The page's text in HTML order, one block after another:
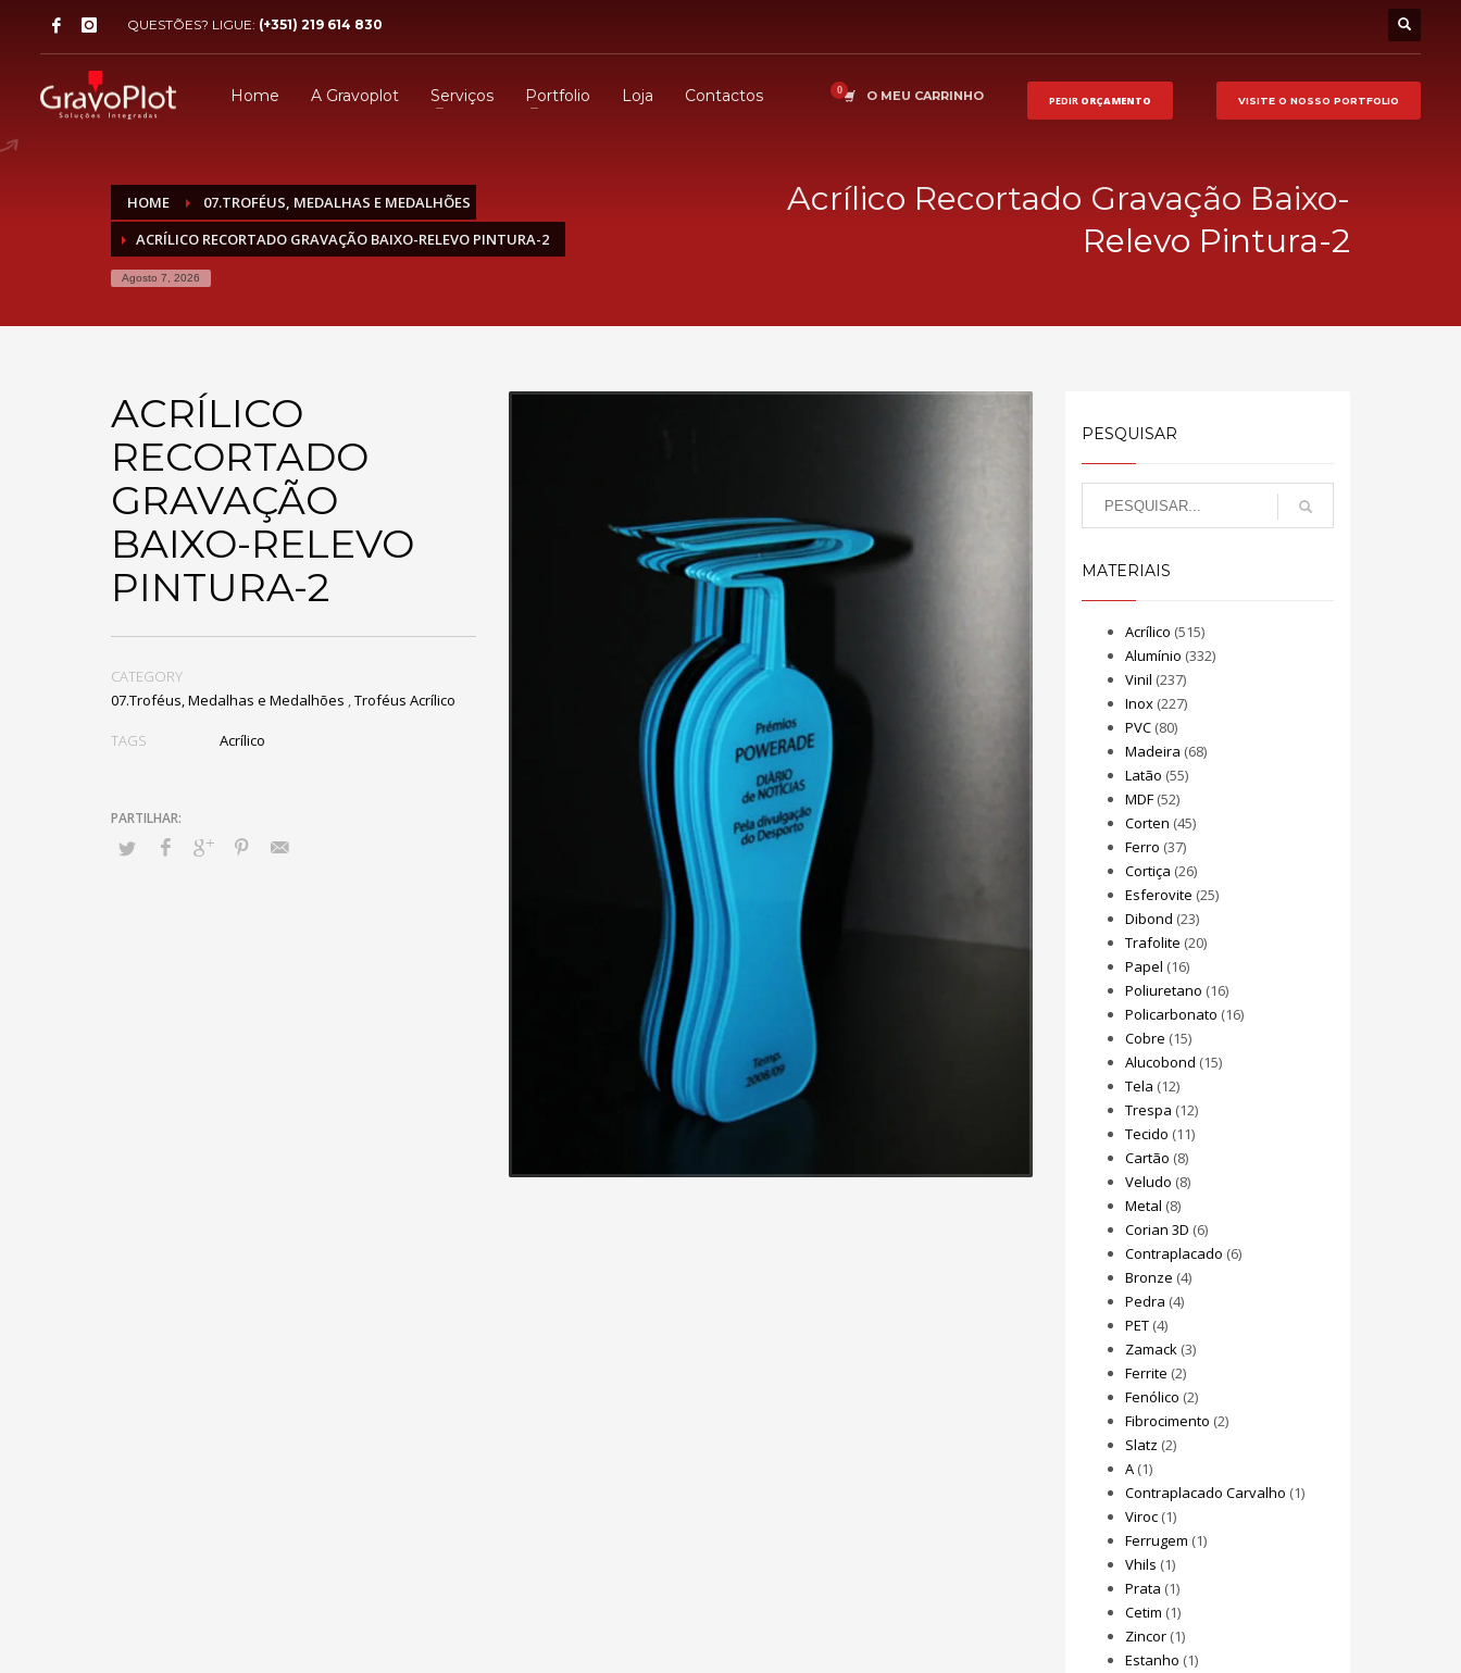
QUESTÕES? LIGUE: (+351) 219 614 830
Home A Gravoplot Serviços Portfolio Loja Contactos O MEU CARRINHO PEDIR ORÇAMENTO VISITE O NOSSO PORTFOLIO
HOME
07.TROFÉUS, MEDALHAS E MEDALHÕES
ACRÍLICO RECORTADO GRAVAÇÃO BAIXO-RELEVO PINTURA-2
Agosto 7, 2026
Acrílico Recortado Gravação Baixo-
Relevo Pintura-2
ACRÍLICO
RECORTADO
GRAVAÇÃO
BAIXO-RELEVO
PINTURA-2
CATEGORY
07.Troféus, Medalhas e Medalhões ,Troféus Acrílico
TAGS Acrílico
PESQUISAR
MATERIAIS
Acrílico (515)
Alumínio (332)
Vinil (237)
Inox(227)
PVC(80)
Madeira (68)
Latão (55)
MDF(52)
Corten (45)
Ferro (37)
Cortiça (26)
Esferovite (25)
Dibond (23)
Trafolite (20)
Papel (16)
Poliuretano (16)
Policarbonato (16)
Cobre (15)
Alucobond (15)
Tela (12)
Trespa (12)
Tecido (11)
Cartão (8)
Veludo (8)
Metal (8)
Corian 3D (6)
Contraplacado (6)
Bronze (4)
Pedra (4)
PET(4)
Zamack(3)
Ferrite (2)
Fenólico (2)
Fibrocimento (2)
Slatz (2)
A(1)
Contraplacado Carvalho (1)
Viroc(1)
Ferrugem (1)
Vhils (1)
Prata (1)
Cetim (1)
Zincor(1)
Estanho (1)